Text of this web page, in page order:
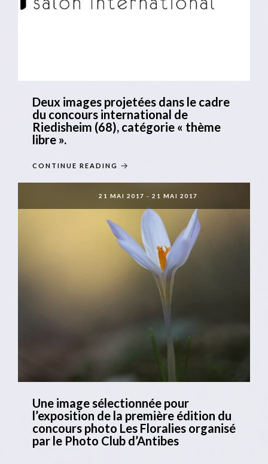
Deux images projetées dans le cadre
du concours international de
Riedisheim (68), catégorie « thème
libre ».
CONTINUE READING
21 MAI 2017 -21 MAI 2017
Une image sélectionnée pour
l’exposition de la première édition du
concours photo Les Floralies organisé
par le Photo Club d’Antibes